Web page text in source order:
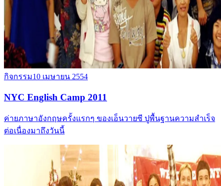
กิจกรรม10 เมษายน 2554
NYC English Camp 2011
ค่ายภาษาอังกฤษครั้งแรกๆ ของเอ็นวายซี ปูพื้นฐานความสำเร็จ
ต่อเนื่องมาถึงวันนี้